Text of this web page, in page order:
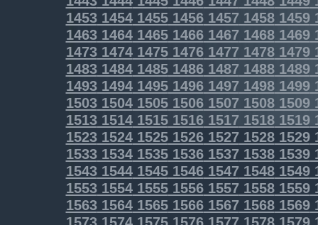
14531454145514561457 14581459
14631464146514661467 14681469
14731474147514761477 14781479
14831484148514861487 14881489
14931494149514961497 14981499
15031504150515061507 15081509
15131514151515161517 15181519
1523152415251526152715281529
1533153415351536153715381539
1543154415451546154715481549
1553155415551556155715581559
1563156415651566156715681569